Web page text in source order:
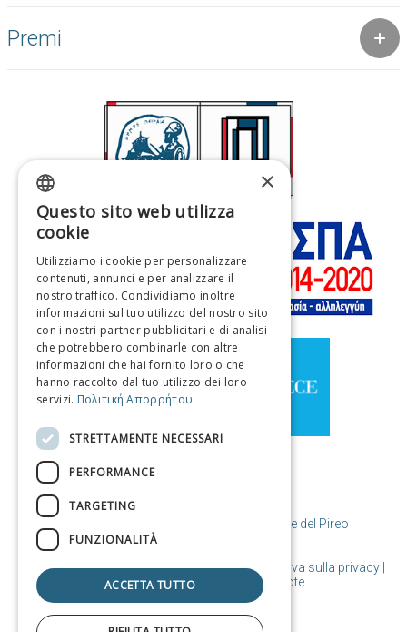
Premi
© Copyright Destinazione Pireo / Comune del Pireo
Condizioni d'uso | Politica sui cookie | Informativa sulla privacy
Progettato e realizzato da Cosmote
GREEK
FRENCH
ITALIAN
GERMAN
SPANISH
CHINESE (SIMPLIFIED)
CHINESE
×
Questo sito web utilizza
cookie
Utilizziamo i cookie per personalizzare
contenuti, annunci e per analizzare il
nostro traffico. Condividiamo inoltre
informazioni sul tuo utilizzo del nostro sito
con i nostri partner pubblicitari e di analisi
che potrebbero combinarle con altre
informazioni che hai fornito loro o che
hanno raccolto dal tuo utilizzo dei loro
servizi. Πολιτική Απορρήτου
STRETTAMENTE NECESSARI
PERFORMANCE
TARGETING
FUNZIONALITÀ
ACCETTA TUTTO